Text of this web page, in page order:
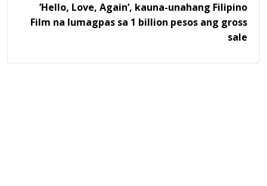
’Hello, Love, Again’, kauna-unahang Filipino
Film na lumagpas sa 1 billion pesos ang gross
sale